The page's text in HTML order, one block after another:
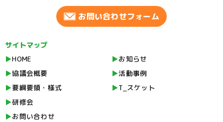
お問い合わせフォーム
サイトマップ
HOME
お知らせ
協議会概要
活動事例
要綱要領・様式
T_スケット
研修会
お問い合わせ